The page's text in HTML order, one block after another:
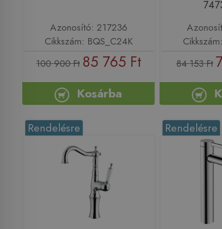
Azonosító: 217236
Cikkszám: BQS_C24K
100 900 Ft 85 765 Ft
Kosárba
84 153 Ft
Rendelésre Rendelésre